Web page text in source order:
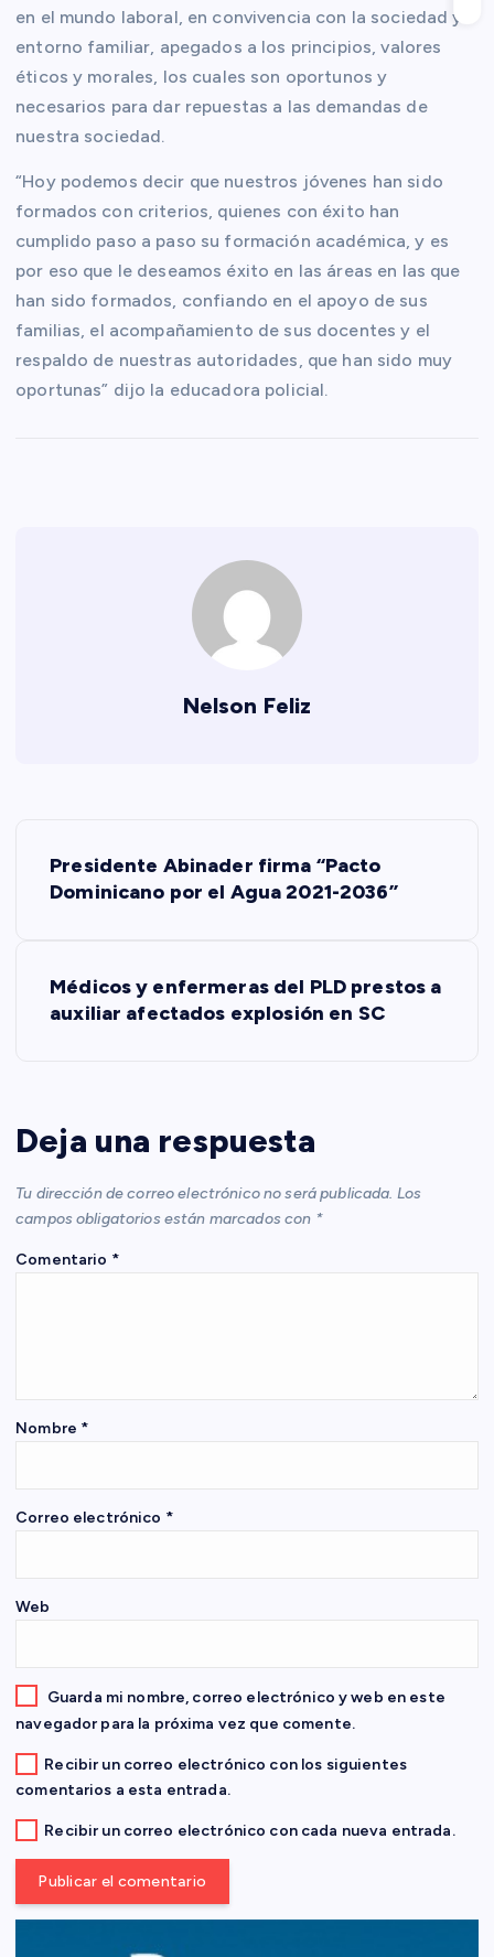
en el mundo laboral, en convivencia con la sociedad y
entorno familiar, apegados a los principios, valores
éticos y morales, los cuales son oportunos y
necesarios para dar repuestas a las demandas de
nuestra sociedad.
“Hoy podemos decir que nuestros jóvenes han sido
formados con criterios, quienes con éxito han
cumplido paso a paso su formación académica, y es
por eso que le deseamos éxito en las áreas en las que
han sido formados, confiando en el apoyo de sus
familias, el acompañamiento de sus docentes y el
respaldo de nuestras autoridades, que han sido muy
oportunas” dijo la educadora policial.
Nelson Feliz
a
c
i
ó
e
t
a
d
a
s
Presidente Abinader firma “Pacto
Dominicano por el Agua 2021-2036”
Médicos y enfermeras del PLD prestos a
auxiliar afectados explosión en SC
Deja una respuesta
Tu dirección de correo electrónico no será publicada. Los
campos obligatorios están marcados con *
Comentario *
Nombre *
Correo electrónico *
Web
Guarda mi nombre, correo electrónico y web en este
navegador para la próxima vez que comente.
Recibir un correo electrónico con los siguientes
comentarios a esta entrada.
Recibir un correo electrónico con cada nueva entrada.